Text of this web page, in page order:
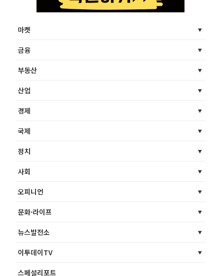
마켓
금융
부동산
산업
경제
국제
정치
사회
오피니언
문화·라이프
뉴스발전소
이투데이TV
스페셜리포트